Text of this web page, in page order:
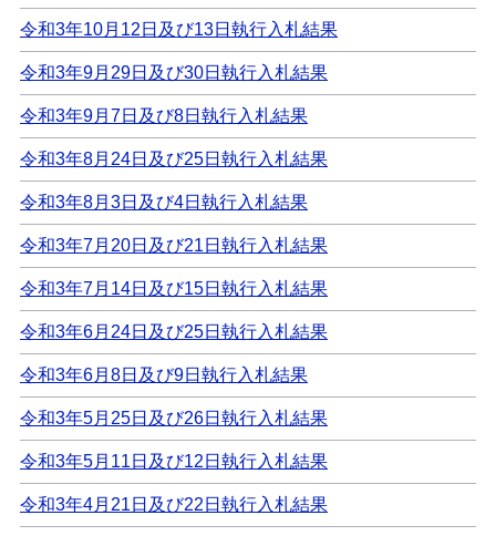
令和3年10月12日及び13日執行入札結果
令和3年9月29日及び30日執行入札結果
令和3年9月7日及び8日執行入札結果
令和3年8月24日及び25日執行入札結果
令和3年8月3日及び4日執行入札結果
令和3年7月20日及び21日執行入札結果
令和3年7月14日及び15日執行入札結果
令和3年6月24日及び25日執行入札結果
令和3年6月8日及び9日執行入札結果
令和3年5月25日及び26日執行入札結果
令和3年5月11日及び12日執行入札結果
令和3年4月21日及び22日執行入札結果